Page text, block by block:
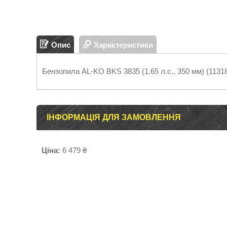
Опис Характеристики
Бензопила AL-KO BKS 3835 (1.65 л.с., 350 мм)
ІНФОРМАЦІЯ ДЛЯ ЗАМОВЛЕННЯ
Ціна: 6 479 ₴